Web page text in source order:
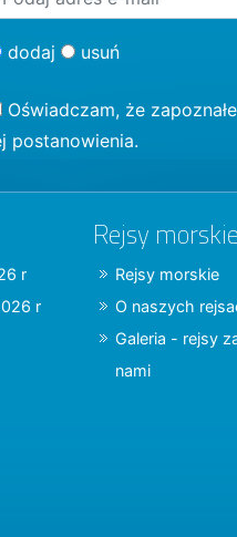
dodaj usuń
Oświadczam, że
postanowienia.
r
r
Rejsy morskie
Rejsy morskie
O naszych
Galeria - rejsy
nami